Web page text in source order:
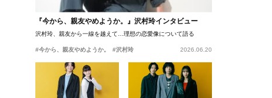
『今から、親友やめようか。』沢村玲インタビュー
沢村玲、親友から一線を越えて…理想の恋愛像について語る
#今から、親友やめようか。 #沢村玲 2026.06.20